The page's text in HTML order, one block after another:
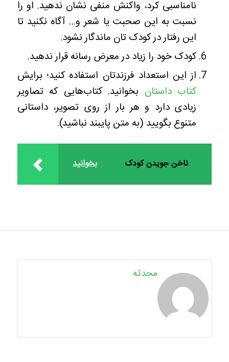
نامناسبی کرد، واکنش منفی نشان ندهید. او را
نسبت به این صحبت یا شعر و… آگاه نکنید تا
این رفتار در کودک تان ماندگار نشود.
کودک خود را زیاد در معرض رسانه قرار ندهید.
از این استعداد فرزندتان استفاده کنید؛ برایش
کتاب‌ داستان بخوانید. کتاب‌هایی که تصاویر
زیادی دارد و هر بار از روی تصویر، داستانی
متنوع بگویید (به متن پایبند نباشید).
بخوانید ناخن جویدن کودک
محدثه